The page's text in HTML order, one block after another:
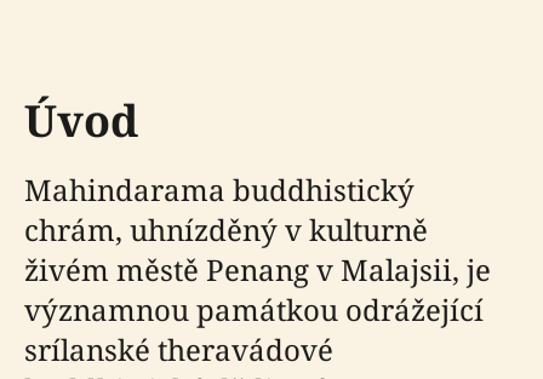
Úvod
Mahindarama buddhistický
chrám, uhnízděný v kulturně
živém městě Penang v Malajsii, je
významnou památkou odrážející
srílanské theravádové